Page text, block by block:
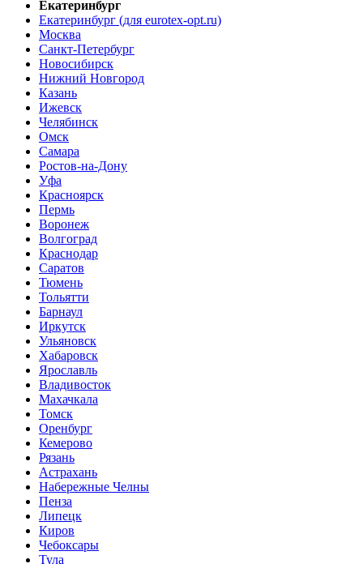
Екатеринбург
Екатеринбург (для eurotex-opt.ru)
Москва
Санкт-Петербург
Новосибирск
Нижний Новгород
Казань
Ижевск
Челябинск
Омск
Самара
Ростов-на-Дону
Уфа
Красноярск
Пермь
Воронеж
Волгоград
Краснодар
Саратов
Тюмень
Тольятти
Барнаул
Иркутск
Ульяновск
Хабаровск
Ярославль
Владивосток
Махачкала
Томск
Оренбург
Кемерово
Рязань
Астрахань
Набережные Челны
Пенза
Липецк
Киров
Чебоксары
Тула